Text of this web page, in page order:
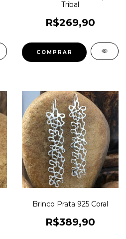
Tribal
R$269,90
Brinco Prata 925 Coral
R$389,90